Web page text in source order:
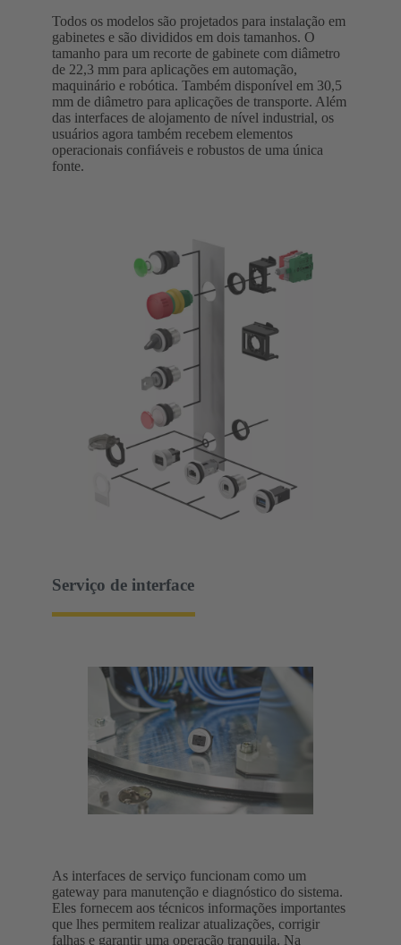
Todos os modelos são projetados para instalação em
gabinetes e são divididos em dois tamanhos. O
tamanho para um recorte de gabinete com diâmetro
de 22,3 mm para aplicações em automação,
maquinário e robótica. Também disponível em 30,5
mm de diâmetro para aplicações de transporte. Além
das interfaces de alojamento de nível industrial, os
usuários agora também recebem elementos
operacionais confiáveis e robustos de uma única
fonte.
Serviço de interface
As interfaces de serviço funcionam como um
gateway para manutenção e diagnóstico do sistema.
Eles fornecem aos técnicos informações importantes
que lhes permitem realizar atualizações, corrigir
falhas e garantir uma operação tranquila. Na